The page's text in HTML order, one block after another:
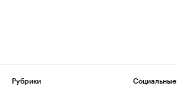
Рубрики
Социальные